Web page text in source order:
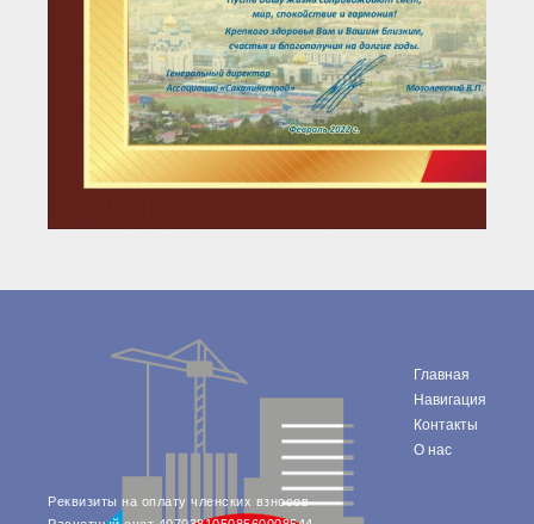
Реквизиты на оплату членских взносов
Главная
Навигация
Контакты
О нас